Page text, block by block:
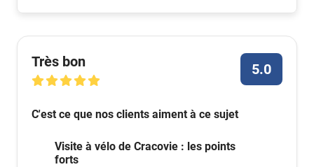
Très bon 5.0
C'est ce que nos clients aiment à ce sujet
Visite à vélo de Cracovie : les points
forts